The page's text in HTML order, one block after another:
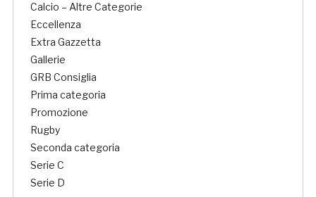
Calcio – Altre Categorie
Eccellenza
Extra Gazzetta
Gallerie
GRB Consiglia
Prima categoria
Promozione
Rugby
Seconda categoria
Serie C
Serie D